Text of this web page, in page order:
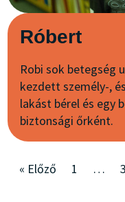
Róbert
Robi sok betegség
kezdett személy-,
lakást bérel és egy
biztonsági őrként.
« Előző 1 … 3